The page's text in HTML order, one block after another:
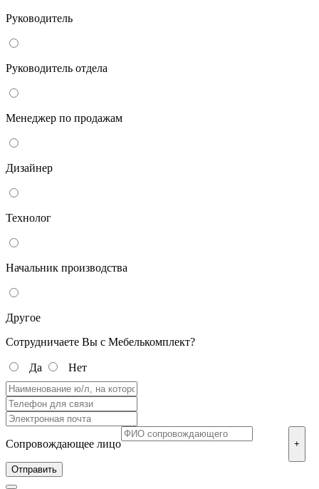
Руководитель
Руководитель отдела
Менеджер по продажам
Дизайнер
Технолог
Начальник производства
Другое
Сотрудничаете Вы с Мебелькомплект?
Да Нет
Сопровождающее лицо +